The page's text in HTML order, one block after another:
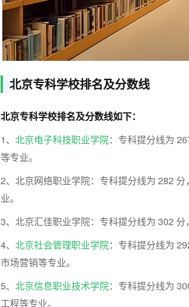
北京专科学校排名及分数线
北京专科学校排名及分数线如下：
1、 北京电子科技职业学院：专科提分线为
等专业。
2、北京网络职业学院：专科提分线为 282
业。
3、北京汇佳职业学院：专科提分线为 302
4、 北京社会管理职业学院：专科提分线为
市场营销等专业。
5、 北京信息职业技术学院：专科提分线为
工程等专业。